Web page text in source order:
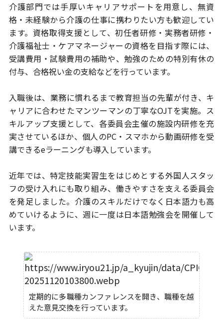
介護部門では手厚いキャリアサポートを用意し、無資
格・未経験から介護の仕事に携わりたい方も歓迎してい
ます。 資格取得支援として、初任者研修・実務者研修・
介護福祉士・ケアマネージャーの資格を目指す際には、
受講費用・試験費用の補助や、 勉強のための特別有休の
付与、合格祝い金の支給などを行っています。
入職後は、業務に慣れるまで教育担当の先輩が付き、キ
ャリアに合わせたマンツーマンの丁寧なOJTを実施。ス
キルアップ支援として、各委員会主催の施設内研修を充
実させているほか、個人のPC・スマホから動画研修を受
講できるeラーニングも導入しています。
近年では、特定技能実習生をはじめとする外国人スタッ
フの受け入れにも取り組み、働きやすさを支える委員会
を発足しました。介護のスキルだけでなく 日本語力も高
めていけるように、週に一度は日本語勉強会を開催して
います。
定期的に多職種カンファレンスを開き、職種を越
えた意見交換を行っています。